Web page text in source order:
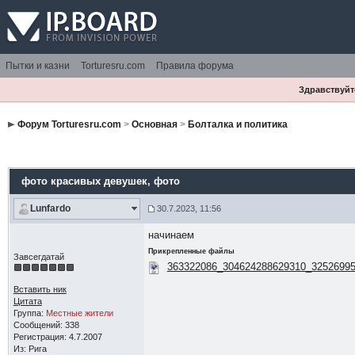
Пытки и казни Torturesru.com Правила форума
Форум Torturesru.com > Основная> Болталка и политика
фото красивых девушек, фото
Lunfardo 30.7.2023, 11:56
Завсегдатай
Вставить ник
Цитата
Группа: Местные жители
Сообщений: 338
Регистрация: 4.7.2007
Из: Рига
начинаем
Прикрепленные файлы